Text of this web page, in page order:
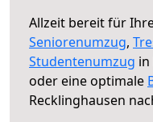
Allzeit bereit für
Seniorenumzug,
Studentenumzug in
oder eine optimale
Recklinghausen